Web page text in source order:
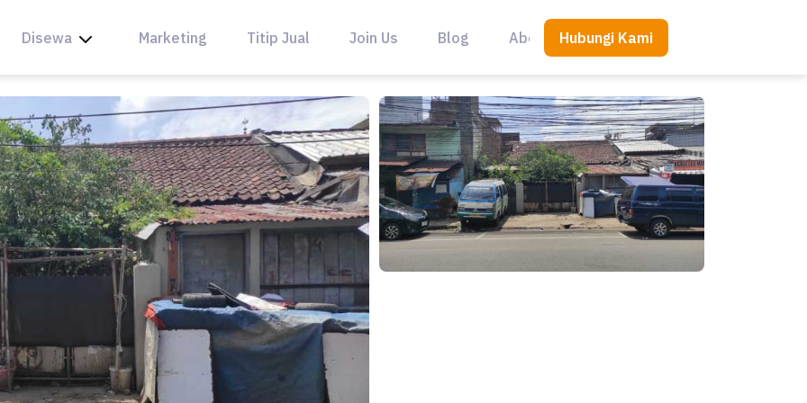
Disewa Marketing Titip Jual Join Us Blog About UsHubungi Kami